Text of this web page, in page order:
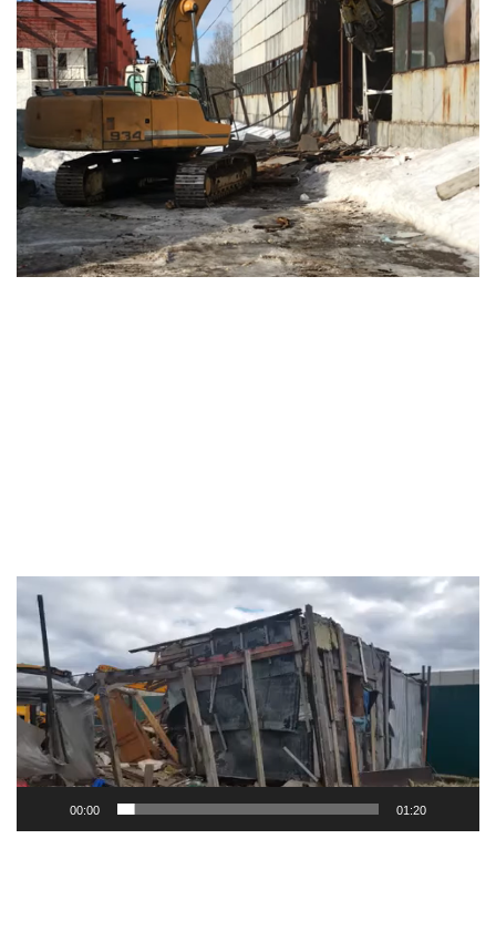
00:00 01:20